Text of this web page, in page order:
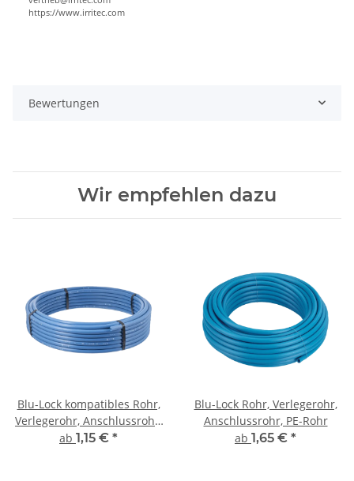
https://www.irritec.com
Bewertungen
Wir empfehlen dazu
Blu-Lock kompatibles Rohr,
Verlegerohr, Anschlussrohr,
PE-Rohr
ab 1,15 € *
Blu-Lock Rohr, Verlegerohr,
Anschlussrohr, PE-Rohr
ab 1,65 € *